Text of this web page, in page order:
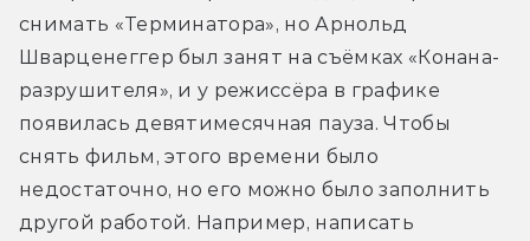
снимать «Терминатора», но Арнольд
Шварценеггер был занят на съёмках «Конана-
разрушителя», и у режиссёра в графике
появилась девятимесячная пауза. Чтобы
снять фильм, этого времени было
недостаточно, но его можно было заполнить
другой работой. Например, написать